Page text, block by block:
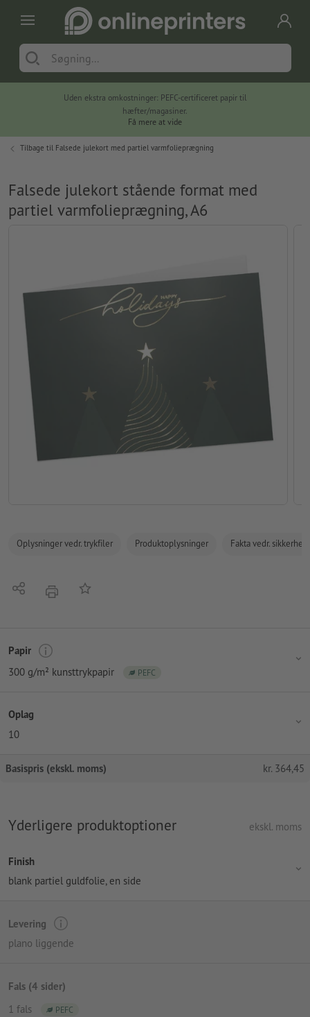
Uden ekstra omkostninger: PEFC-certificeret papir til
hæfter/magasiner.
Få mere at vide
Tilbage til Falsede julekort med partiel varmfolieprægning
Falsede julekort stående format med
partiel varmfolieprægning, A6
Oplysninger vedr. trykfiler Produktoplysninger Fakta vedr.
Del tryk Tilføj til huskelisten
Papir
300 g/m² kunsttrykpapir
PEFC
Oplag
10
Basispris (ekskl. moms) kr. 364,45
Yderligere produktoptioner ekskl. moms
Finish
blank partiel guldfolie, en side
Levering
plano liggende
Fals (4 sider)
1 fals
PEFC